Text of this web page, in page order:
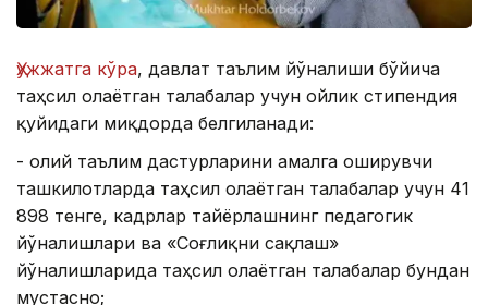
Ҳужжатга кўра, давлат таълим йўналиши бўйича
таҳсил олаётган талабалар учун ойлик стипендия
қуйидаги миқдорда белгиланади:
- олий таълим дастурларини амалга оширувчи
ташкилотларда таҳсил олаётган талабалар учун 41
898 тенге, кадрлар тайёрлашнинг педагогик
йўналишлари ва «Соғлиқни сақлаш»
йўналишларида таҳсил олаётган талабалар бундан
мустасно;